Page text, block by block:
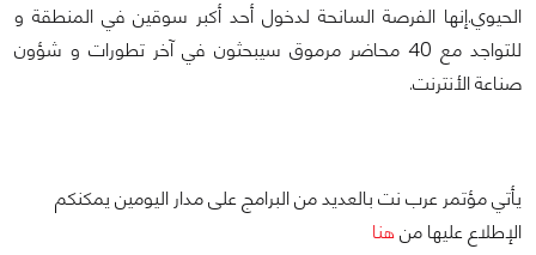
الحيوي.إنها الفرصة السانحة لدخول أحد أكبر سوقين في المنطقة و
للتواجد مع 40 محاضر مرموق سيبحثون في آخر تطورات و شؤون
صناعة الأنترنت.
يأتي مؤتمر عرب نت بالعديد من البرامج على مدار اليومين يمكنكم
الإطلاع عليها منهنا